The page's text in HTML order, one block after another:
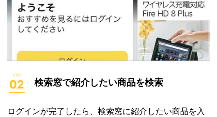
検索窓で紹介したい商品を検索
ログインが完了したら、検索窓に紹介したい商品を入